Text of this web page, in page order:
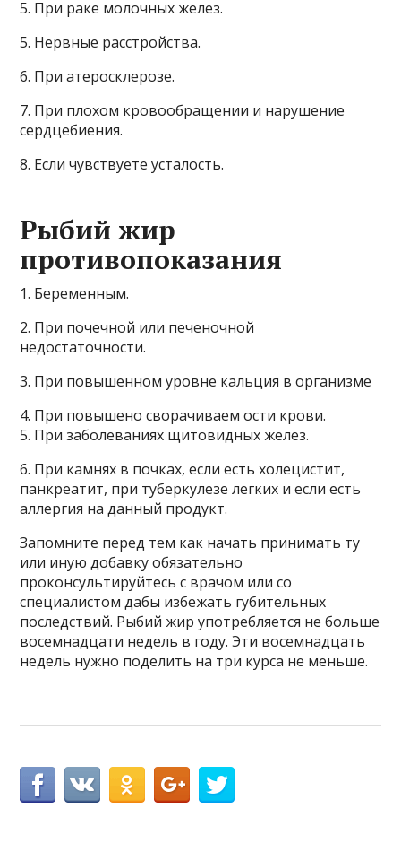
5. При раке молочных желез.
5. Нервные расстройства.
6. При атеросклерозе.
7. При плохом кровообращении и нарушение
сердцебиения.
8. Если чувствуете усталость.
Рыбий жир
противопоказания
1. Беременным.
2. При почечной или печеночной
недостаточности.
3. При повышенном уровне кальция в организме
4. При повышено сворачиваем ости крови.
5. При заболеваниях щитовидных желез.
6. При камнях в почках, если есть холецистит,
панкреатит, при туберкулезе легких и если есть
аллергия на данный продукт.
Запомните перед тем как начать принимать ту
или иную добавку обязательно
проконсультируйтесь с врачом или со
специалистом дабы избежать губительных
последствий. Рыбий жир употребляется не больше
восемнадцати недель в году. Эти восемнадцать
недель нужно поделить на три курса не меньше.